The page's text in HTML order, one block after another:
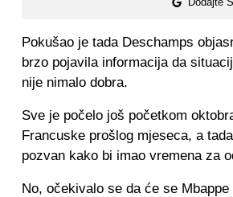
Pokušao je tada Deschamps
brzo pojavila informacija da
nije nimalo dobra.
Sve je počelo još početkom
Francuske prošlog mjeseca, a
pozvan kako bi imao vremena za
No, očekivalo se da će se